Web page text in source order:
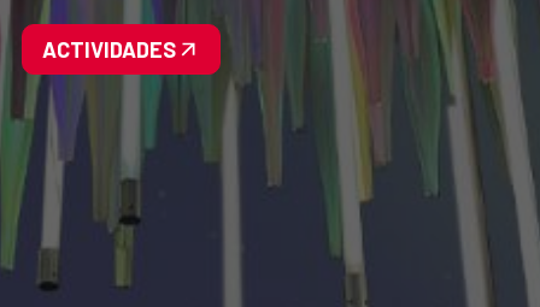
ACTIVIDADES